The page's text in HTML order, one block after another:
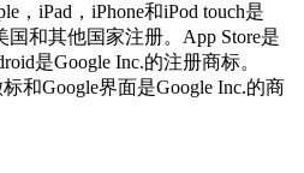
，iPad，iPhone和iPod touch是
国和其他国家注册。App Store是
是Google Inc.的注册商标。
和Google界面是Google Inc.的商